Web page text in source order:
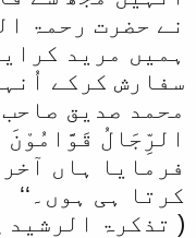
ا
نے حضرت رحمۃ
ہمیں مرید
سفارش کرکے
محمد صدیق
الرِّجَالُ
فرمایا ہاں
کرتا ہی ہوں۔‘‘
( تذکرۃ الرشید ج۲ص